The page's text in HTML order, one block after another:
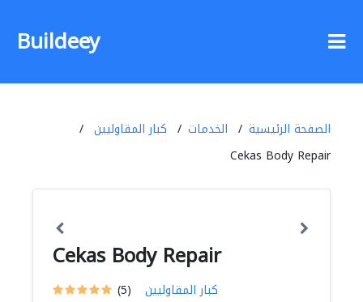
Buildeey
الصفحة الرئيسية الخدمات
كبار المقاوليين
Cekas Body Repair
Cekas Body Repair
(5) كبار المقاوليين